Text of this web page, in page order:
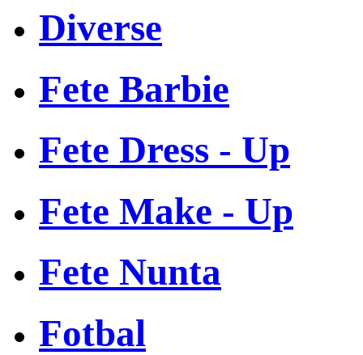
Diverse
Fete Barbie
Fete Dress - Up
Fete Make - Up
Fete Nunta
Fotbal